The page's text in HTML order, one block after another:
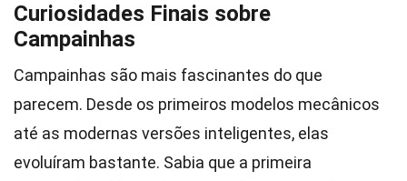
Curiosidades Finais sobre
Campainhas
Campainhas são mais fascinantes do que
parecem. Desde os primeiros modelos mecânicos
até as modernas versões inteligentes, elas
evoluíram bastante. Sabia que a primeira